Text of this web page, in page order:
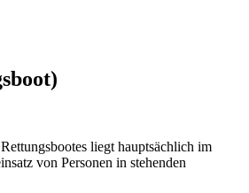
liegt hauptsächlich im
von Personen in stehenden